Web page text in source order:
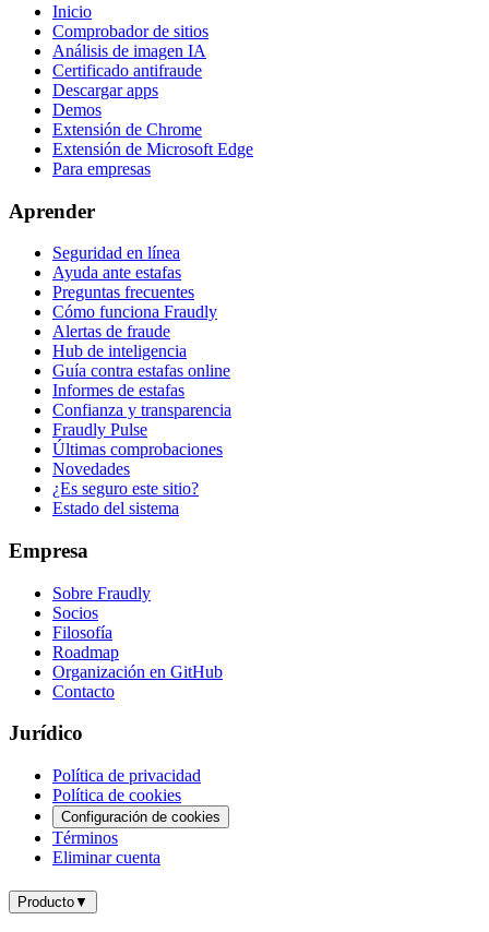
Inicio
Comprobador de sitios
Análisis de imagen IA
Certificado antifraude
Descargar apps
Demos
Extensión de Chrome
Extensión de Microsoft Edge
Para empresas
Aprender
Seguridad en línea
Ayuda ante estafas
Preguntas frecuentes
Cómo funciona Fraudly
Alertas de fraude
Hub de inteligencia
Guía contra estafas online
Informes de estafas
Confianza y transparencia
Fraudly Pulse
Últimas comprobaciones
Novedades
¿Es seguro este sitio?
Estado del sistema
Empresa
Sobre Fraudly
Socios
Filosofía
Roadmap
Organización en GitHub
Contacto
Jurídico
Política de privacidad
Política de cookies
Configuración de cookies
Términos
Eliminar cuenta
Producto▼